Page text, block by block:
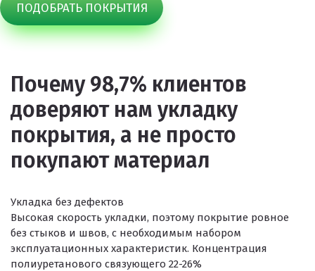
ПОДОБРАТЬ ПОКРЫТИЯ
Почему 98,7% клиентов
доверяют нам укладку
покрытия, а не просто
покупают материал
Укладка без дефектов
Высокая скорость укладки, поэтому покрытие ровное
без стыков и швов, с необходимым набором
эксплуатационных характеристик. Концентрация
полиуретанового связующего 22-26%